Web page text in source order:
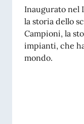
Inaugurato nel
la storia dello
Campioni, la
impianti, che
mondo.